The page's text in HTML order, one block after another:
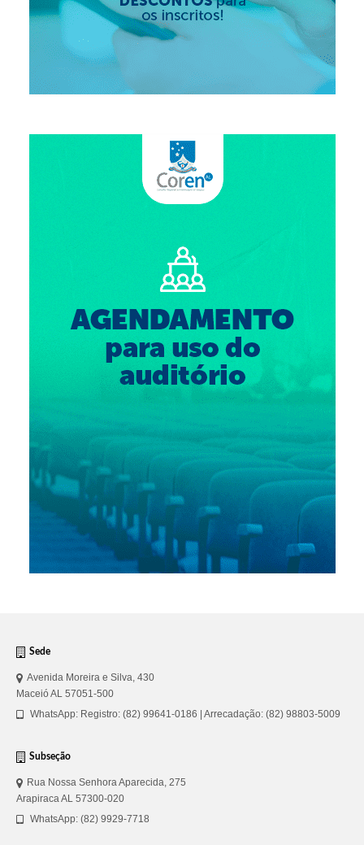
Desagravo Público
Processos Éticos
Censura Pública
Procedimento para registro
Valores dos serviços
Reserva de auditório
Notícias
Ouvidoria
Fale Conosco
NEP
Sede
Avenida Moreira e Silva, 430
Maceió AL 57051-500
WhatsApp: Registro: (82) 99641-0186 | Arrecadação: (82) 98803-5009
Subseção
Rua Nossa Senhora Aparecida, 275
Arapiraca AL 57300-020
WhatsApp: (82) 9929-7718